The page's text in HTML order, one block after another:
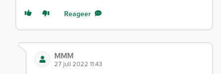
Reageer
MMM
27 juli 2022 11:43